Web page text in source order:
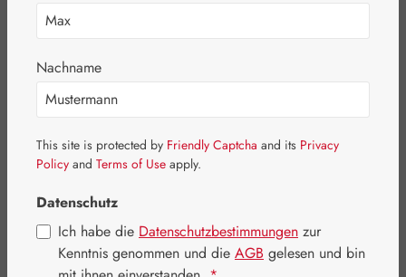
Bildergalerie überspringen
Nachname
This site is protected by Friendly Captcha and its Privacy
Policy and Terms of Use apply.
Datenschutz
Ich habe die Datenschutzbestimmungen zur
Kenntnis genommen und die AGB gelesen und bin